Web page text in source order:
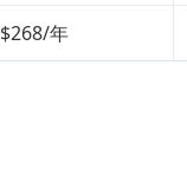
$268/年